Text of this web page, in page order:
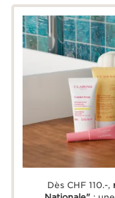
Dès CHF 110.-,